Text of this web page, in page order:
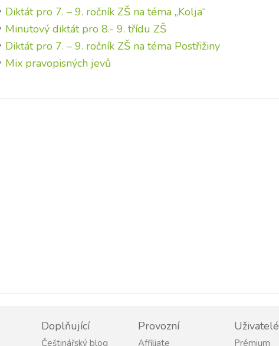
Diktát pro 7. – 9. ročník ZŠ na téma „Kolja“
Minutový diktát pro 8.- 9. třídu ZŠ
Diktát pro 7. – 9. ročník ZŠ na téma Postřižiny
Mix pravopisných jevů
Doplňující
Češtinářský blog
Provozní
Affiliate
Uživatelé
Prémium